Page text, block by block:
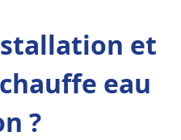
et
eau
?